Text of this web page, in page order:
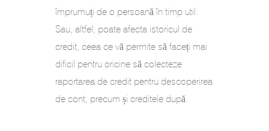
împrumuți de o persoană în timp util.
Sau, altfel, poate afecta istoricul de
credit, ceea ce vă permite să faceți mai
dificil pentru oricine să colecteze
raportarea de credit pentru descoperirea
de cont, precum și creditele după.